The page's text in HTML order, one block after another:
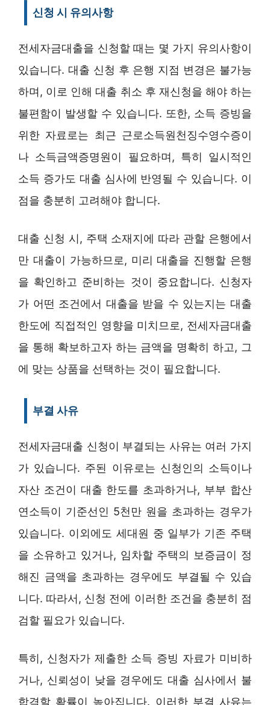
신청 시 유의사항
전세자금대출을 신청할 때는 몇 가지 유의사항이
있습니다. 대출 신청 후 은행 지점 변경은 불가능
하며, 이로 인해 대출 취소 후 재신청을 해야 하는
불편함이 발생할 수 있습니다. 또한, 소득 증빙을
위한 자료로는 최근 근로소득원천징수영수증이
나 소득금액증명원이 필요하며, 특히 일시적인
소득 증가도 대출 심사에 반영될 수 있습니다. 이
점을 충분히 고려해야 합니다.
대출 신청 시, 주택 소재지에 따라 관할 은행에서
만 대출이 가능하므로, 미리 대출을 진행할 은행
을 확인하고 준비하는 것이 중요합니다. 신청자
가 어떤 조건에서 대출을 받을 수 있는지는 대출
한도에 직접적인 영향을 미치므로, 전세자금대출
을 통해 확보하고자 하는 금액을 명확히 하고, 그
에 맞는 상품을 선택하는 것이 필요합니다.
부결 사유
전세자금대출 신청이 부결되는 사유는 여러 가지
가 있습니다. 주된 이유로는 신청인의 소득이나
자산 조건이 대출 한도를 초과하거나, 부부 합산
연소득이 기준선인 5천만 원을 초과하는 경우가
있습니다. 이외에도 세대원 중 일부가 기존 주택
을 소유하고 있거나, 임차할 주택의 보증금이 정
해진 금액을 초과하는 경우에도 부결될 수 있습
니다. 따라서, 신청 전에 이러한 조건을 충분히 점
검할 필요가 있습니다.
특히, 신청자가 제출한 소득 증빙 자료가 미비하
거나, 신뢰성이 낮을 경우에도 대출 심사에서 불
합격할 확률이 높아집니다. 이러한 부결 사유는